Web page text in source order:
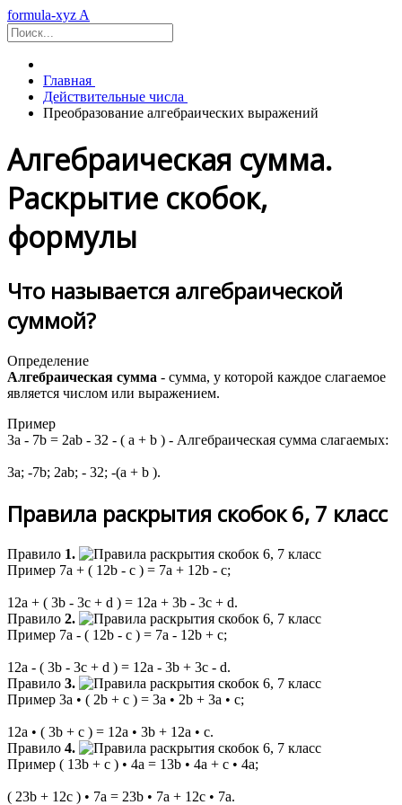
formula-xyz A
Главная
Действительные числа
Преобразование алгебраических выражений
Алгебраическая сумма.
Раскрытие скобок,
формулы
Что называется алгебраической
суммой?
Определение
Алгебраическая сумма - сумма, у которой каждое слагаемое
является числом или выражением.
Пример
3a - 7b = 2ab - 32 - ( a + b ) - Алгебраическая сумма слагаемых:
3a; -7b; 2ab; - 32; -(a + b ).
Правила раскрытия скобок 6, 7 класс
Правило 1.
Пример 7a + ( 12b - c ) = 7a + 12b - c;
12a + ( 3b - 3c + d ) = 12a + 3b - 3c + d.
Правило 2.
Пример 7a - ( 12b - c ) = 7a - 12b + c;
12a - ( 3b - 3c + d ) = 12a - 3b + 3c - d.
Правило 3.
Пример 3a • ( 2b + c ) = 3a • 2b + 3a • c;
12a • ( 3b + c ) = 12a • 3b + 12a • c.
Правило 4.
Пример ( 13b + c ) • 4a = 13b • 4a + c • 4a;
( 23b + 12c ) • 7a = 23b • 7a + 12c • 7a.